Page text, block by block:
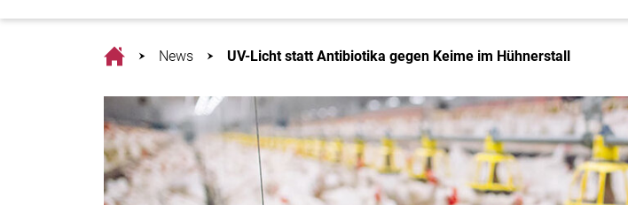
HomeNews UV-Licht statt Antibiotika gegen Keime im Hühnerstall